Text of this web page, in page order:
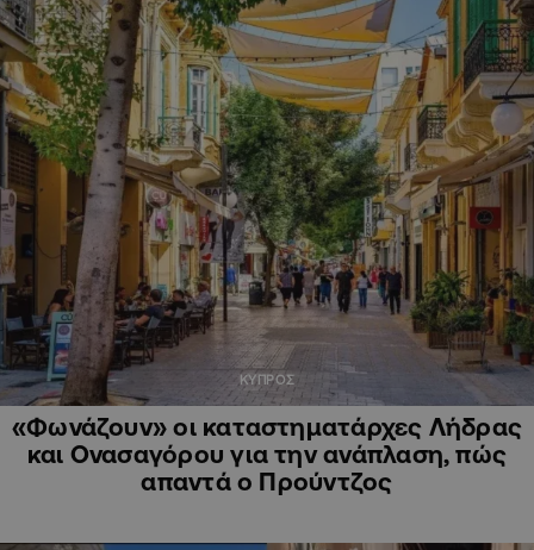
ΚΥΠΡΟΣ
«Φωνάζουν» οι καταστηματάρχες Λήδρας
και Ονασαγόρου για την ανάπλαση, πώς
απαντά ο Προύντζος